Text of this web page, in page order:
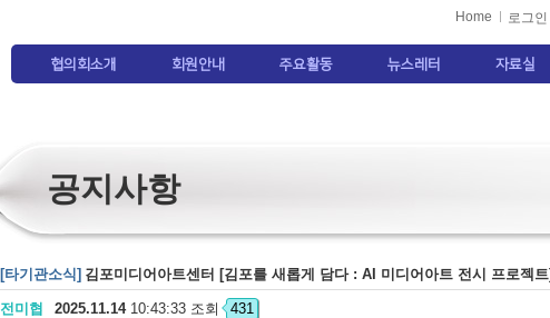
Home 로그인
협의회소개 회원안내 주요활동 뉴스레터 자료실
공지사항
[타기관소식] 김포미디어아트센터 [김포를 새롭게 담다 : AI 미디어아트 전시 프로젝
전미협 2025.11.1410:43:33 조회 431